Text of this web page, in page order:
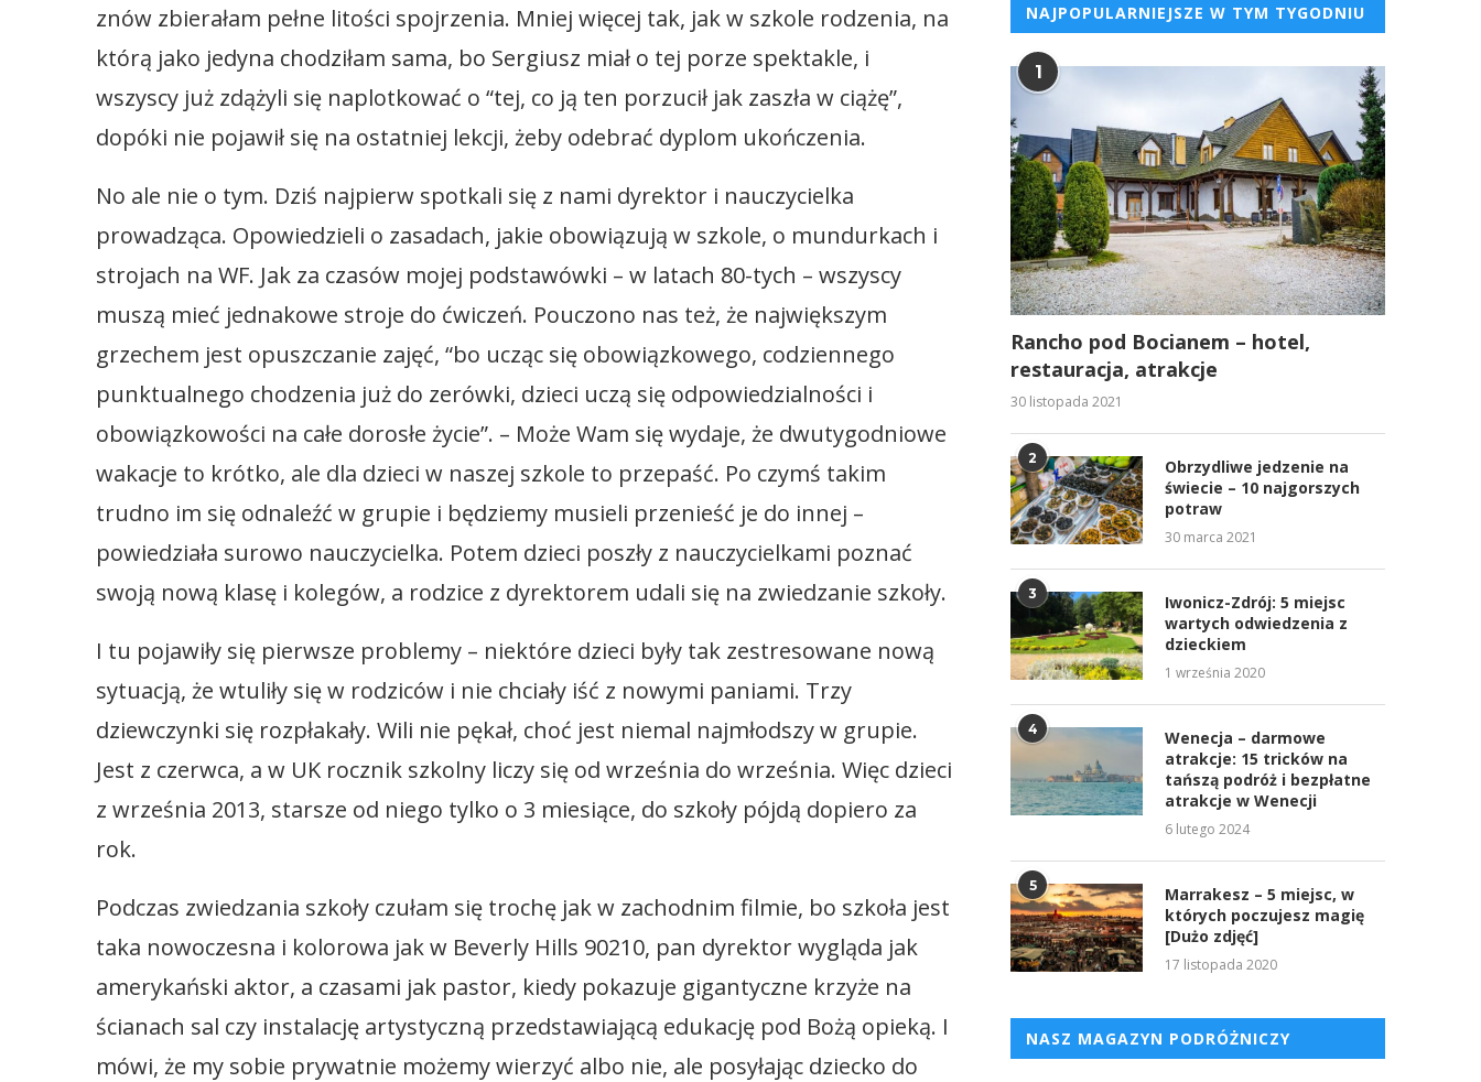
znów zbierałam pełne litości spojrzenia. Mniej więcej tak, jak w szkole rodzenia, na
którą jako jedyna chodziłam sama, bo Sergiusz miał o tej porze spektakle, i
wszyscy już zdążyli się naplotkować o “tej, co ją ten porzucił jak zaszła w ciążę”,
dopóki nie pojawił się na ostatniej lekcji, żeby odebrać dyplom ukończenia.
No ale nie o tym. Dziś najpierw spotkali się z nami dyrektor i nauczycielka
prowadząca. Opowiedzieli o zasadach, jakie obowiązują w szkole, o mundurkach i
strojach na WF. Jak za czasów mojej podstawówki – w latach 80-tych – wszyscy
muszą mieć jednakowe stroje do ćwiczeń. Pouczono nas też, że największym
grzechem jest opuszczanie zajęć, “bo ucząc się obowiązkowego, codziennego
punktualnego chodzenia już do zerówki, dzieci uczą się odpowiedzialności i
obowiązkowości na całe dorosłe życie”. – Może Wam się wydaje, że dwutygodniowe
wakacje to krótko, ale dla dzieci w naszej szkole to przepaść. Po czymś takim
trudno im się odnaleźć w grupie i będziemy musieli przenieść je do innej –
powiedziała surowo nauczycielka. Potem dzieci poszły z nauczycielkami poznać
swoją nową klasę i kolegów, a rodzice z dyrektorem udali się na zwiedzanie szkoły.
I tu pojawiły się pierwsze problemy – niektóre dzieci były tak zestresowane nową
sytuacją, że wtuliły się w rodziców i nie chciały iść z nowymi paniami. Trzy
dziewczynki się rozpłakały. Wili nie pękał, choć jest niemal najmłodszy w grupie.
Jest z czerwca, a w UK rocznik szkolny liczy się od września do września. Więc dzieci
z września 2013, starsze od niego tylko o 3 miesiące, do szkoły pójdą dopiero za
rok.
Podczas zwiedzania szkoły czułam się trochę jak w zachodnim filmie, bo szkoła jest
taka nowoczesna i kolorowa jak w Beverly Hills 90210, pan dyrektor wygląda jak
amerykański aktor, a czasami jak pastor, kiedy pokazuje gigantyczne krzyże na
ścianach sal czy instalację artystyczną przedstawiającą edukację pod Bożą opieką. I
mówi, że my sobie prywatnie możemy wierzyć albo nie, ale posyłając dziecko do
NAJPOPULARNIEJSZE W TYM TYGODNIU
1
Rancho pod Bocianem – hotel,
restauracja, atrakcje
30 listopada 2021
2
Obrzydliwe jedzenie na
świecie – 10 najgorszych
potraw
30 marca 2021
3
Iwonicz-Zdrój: 5 miejsc
wartych odwiedzenia z
dzieckiem
1 września 2020
4
Wenecja – darmowe
atrakcje: 15 tricków na
tańszą podróż i bezpłatne
atrakcje w Wenecji
6 lutego 2024
5
Marrakesz – 5 miejsc, w
których poczujesz magię
[Dużo zdjęć]
17 listopada 2020
NASZ MAGAZYN PODRÓŻNICZY